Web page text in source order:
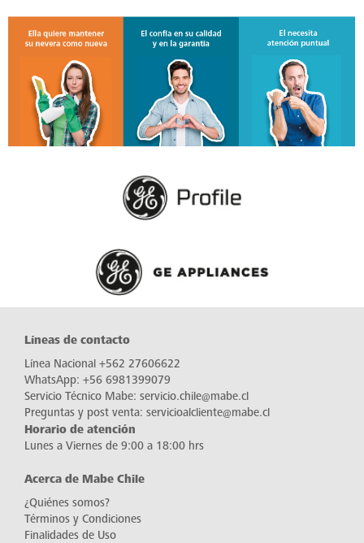
Líneas de contacto
Línea Nacional +562 27606622
WhatsApp: +56 6981399079
Servicio Técnico Mabe: servicio.chile@mabe.cl
Preguntas y post venta: servicioalcliente@mabe.cl
Horario de atención
Lunes a Viernes de 9:00 a 18:00 hrs
Acerca de Mabe Chile
¿Quiénes somos?
Términos y Condiciones
Finalidades de Uso